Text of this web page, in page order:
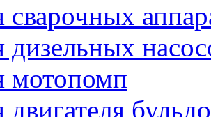
сварочных
дизельных
мотопомп